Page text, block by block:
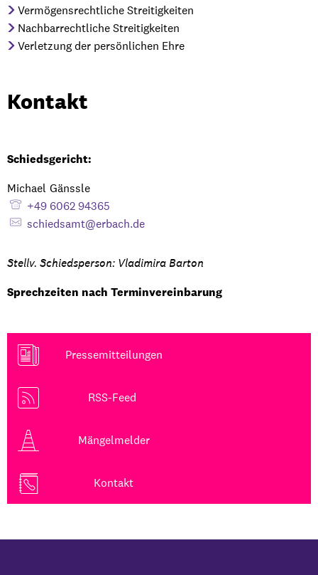
Vermögensrechtliche Streitigkeiten
Nachbarrechtliche Streitigkeiten
Verletzung der persönlichen Ehre
Kontakt
Schiedsgericht:
Michael Gänssle
+49 6062 94365
schiedsamt@erbach.de
Stellv. Schiedsperson: Vladimira Barton
Sprechzeiten nach Terminvereinbarung
Pressemitteilungen
RSS-Feed
Mängelmelder
Kontakt